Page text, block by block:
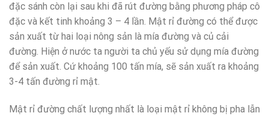
đặc sánh còn lại sau khi đã rút đường bằng phương pháp cô
đặc và kết tinh khoảng 3 – 4 lần. Mật rỉ đường có thể được
sản xuất từ hai loại nông sản là mía đường và củ cải
đường. Hiện ở nước ta người ta chủ yếu sử dụng mía đường
để sản xuất. Cứ khoảng 100 tấn mía, sẽ sản xuất ra khoảng
3-4 tấn đường rỉ mật.
Mật rỉ đường chất lượng nhất là loại mật rỉ không bị pha lẫn